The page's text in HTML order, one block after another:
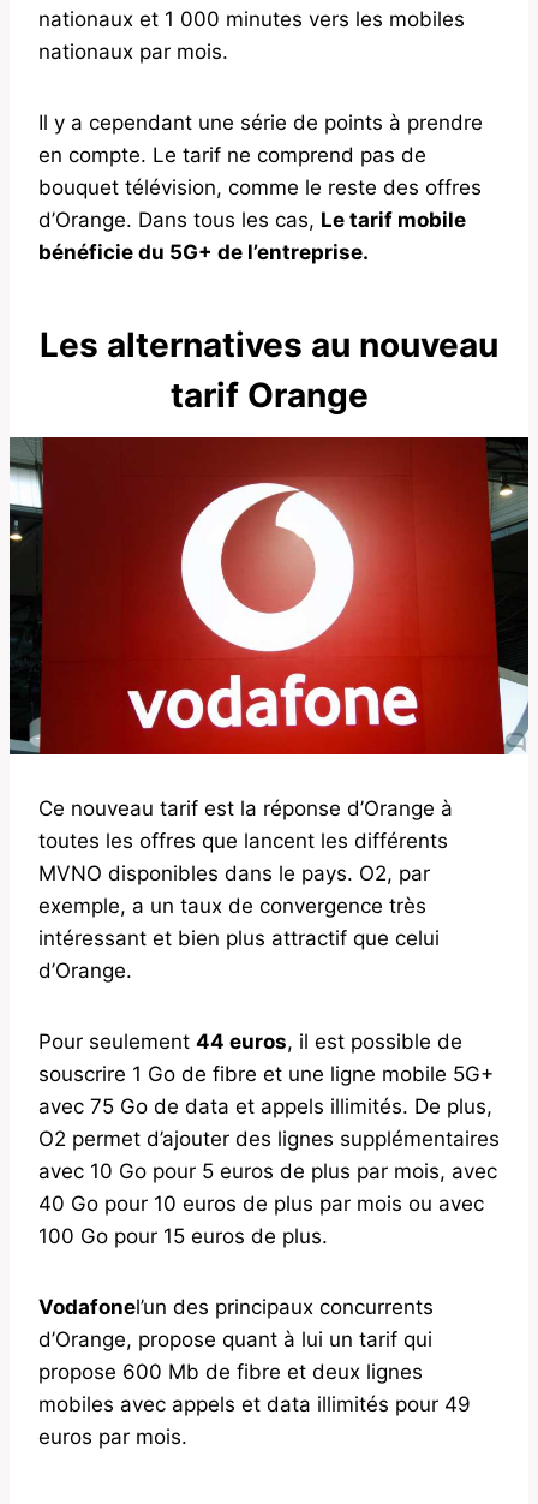
nationaux et 1 000 minutes vers les mobiles
nationaux par mois.
Il y a cependant une série de points à prendre
en compte. Le tarif ne comprend pas de
bouquet télévision, comme le reste des offres
d’Orange. Dans tous les cas, Le tarif mobile
bénéficie du 5G+ de l’entreprise.
Les alternatives au nouveau
tarif Orange
Ce nouveau tarif est la réponse d’Orange à
toutes les offres que lancent les différents
MVNO disponibles dans le pays. O2, par
exemple, a un taux de convergence très
intéressant et bien plus attractif que celui
d’Orange.
Pour seulement 44 euros, il est possible de
souscrire 1 Go de fibre et une ligne mobile 5G+
avec 75 Go de data et appels illimités. De plus,
O2 permet d’ajouter des lignes supplémentaires
avec 10 Go pour 5 euros de plus par mois, avec
40 Go pour 10 euros de plus par mois ou avec
100 Go pour 15 euros de plus.
Vodafonel’un des principaux concurrents
d’Orange, propose quant à lui un tarif qui
propose 600 Mb de fibre et deux lignes
mobiles avec appels et data illimités pour 49
euros par mois.